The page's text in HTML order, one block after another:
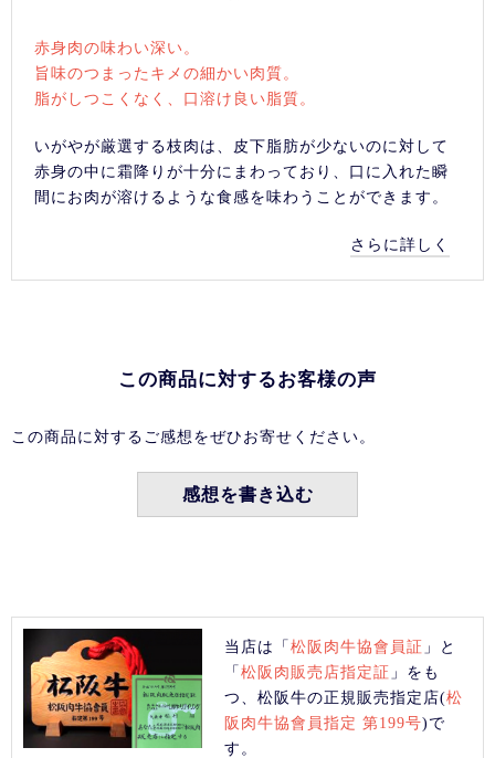
赤身肉の味わい深い。
旨味のつまったキメの細かい肉質。
脂がしつこくなく、口溶け良い脂質。
いがやが厳選する枝肉は、皮下脂肪が少ないのに対して
赤身の中に霜降りが十分にまわっており、口に入れた瞬
間にお肉が溶けるような食感を味わうことができます。
さらに詳しく
この商品に対するお客様の声
この商品に対するご感想をぜひお寄せください。
感想を書き込む
当店は「松阪肉牛協會員証 」と
「松阪肉販売店指定証 」をも
つ、松阪牛の正規販売指定店(松
阪肉牛協會員指定 第199号)で
す。